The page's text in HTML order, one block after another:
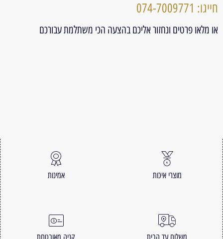
חייגו: 074-7009771
או מלאו פרטים ונחזור אליכם בהצעה הכי משתלמת עבורכם
מוצרי איכות אמינות